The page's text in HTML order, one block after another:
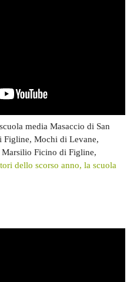
media Masaccio di San
Figline, Mochi di Levane,
Ficino di Figline,
dello scorso anno, la scuola